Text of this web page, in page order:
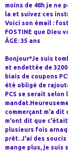
moins de 48h je ne
la et suivez ces
Voici son émail :
FOSTINE que Dieu
ÂGE: 35 ans
Bonjour*Je suis
et endettée de
biais de coupons
été obligé de
PCS se serait
commerçant m'a
m'ont dit que
plusieurs fois
prêt. J'ai des
mange plus, je suis